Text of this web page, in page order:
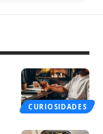
CURIOSIDADES